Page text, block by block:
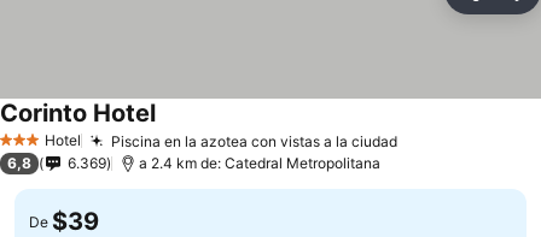
3 Estrellas
Hotel Piscina en la azotea con vistas a la ciudad
Corinto Hotel
6,8 6.369 a 2.4 km de: Catedral Metropolitana
De $39